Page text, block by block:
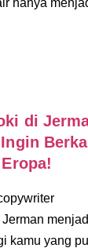
hanya
di
kamu yang